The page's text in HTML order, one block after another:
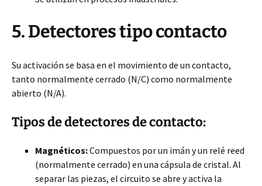
5. Detectores tipo contacto
Su activación se basa en el movimiento de un contacto,
tanto normalmente cerrado (N/C) como normalmente
abierto (N/A).
Tipos de detectores de contacto:
Magnéticos:Compuestos por un imán y un relé reed
(normalmente cerrado) en una cápsula de cristal. Al
separar las piezas, el circuito se abre y activa la